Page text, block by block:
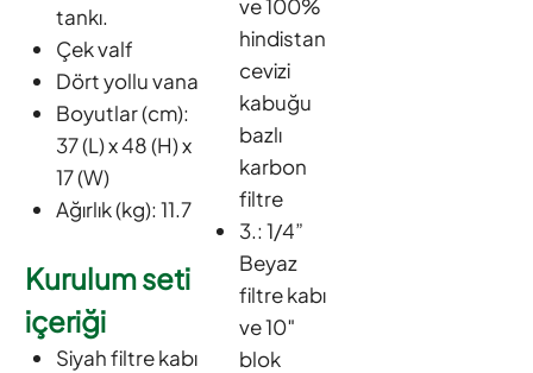
tankı.
Çek valf
Dört yollu vana
Boyutlar (cm):
37 (L) x 48 (H) x
17 (W)
Ağırlık (kg): 11.7
Kurulum seti
içeriği
Siyah filtre kabı
ve 100%
hindistan
cevizi
kabuğu
bazlı
karbon
filtre
3.: 1/4”
Beyaz
filtre kabı
ve 10″
blok